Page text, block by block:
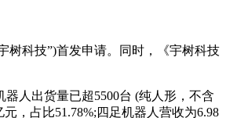
树科技”)首发申请。同时，《宇树科技
人出货量已超5500台 (纯人形，不含
，占比51.78%;四足机器人营收为6.98